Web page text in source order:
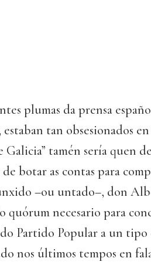
plumas da prensa
tan obsesionados
Galicia” tamén sería quen
botar as contas para
–ou untado–, don
quórum necesario para
Partido Popular a un tipo
nos últimos tempos en